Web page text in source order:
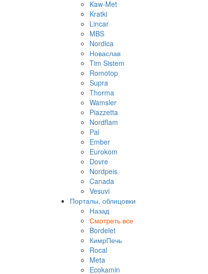
Kaw-Met
Kratki
Lincar
MBS
Nordica
Новаслав
Tim Sistem
Romotop
Supra
Thorma
Wamsler
Piazzetta
Nordflam
Pal
Ember
Eurokom
Dovre
Nordpeis
Canada
Vesuvi
Порталы, облицовки
Назад
Смотреть все
Bordelet
КимрПечь
Rocal
Meta
Ecokamin